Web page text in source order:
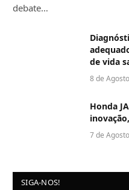
debate…
de vida
8 de
Honda
7 de
SIGA-NOS!